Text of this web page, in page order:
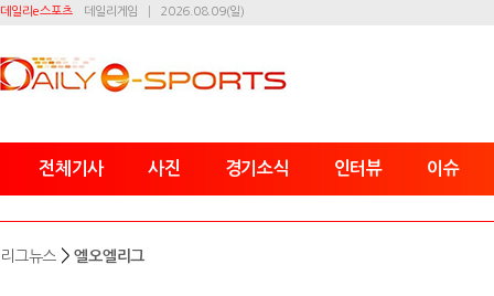
데일리e스포츠 데일리게임 2026.08.09(일)
전체기사 사진 경기소식 인터뷰 이슈
리그뉴스 >엘오엘리그